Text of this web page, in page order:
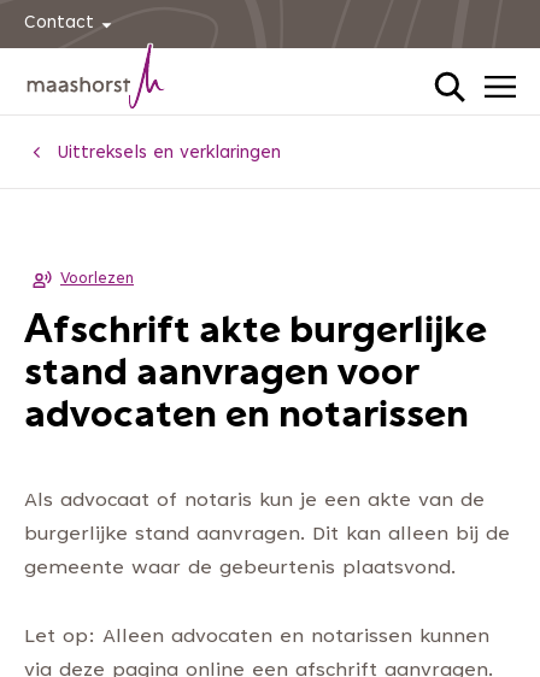
Contact
HomeUittreksels en verklaringen
Voorlezen
Afschrift akte burgerlijke
stand aanvragen voor
advocaten en notarissen
Als advocaat of notaris kun je een akte van de
burgerlijke stand aanvragen. Dit kan alleen bij de
gemeente waar de gebeurtenis plaatsvond.
Let op: Alleen advocaten en notarissen kunnen
via deze pagina online een afschrift aanvragen.